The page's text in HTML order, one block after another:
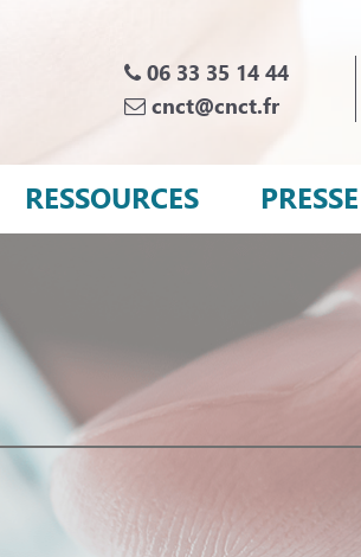
06 33 35 14 44
cnct@cnct.fr
RESSOURCES PRESSE